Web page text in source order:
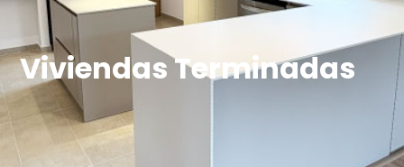
Viviendas Terminadas